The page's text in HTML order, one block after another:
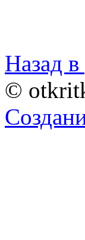
Назад
©